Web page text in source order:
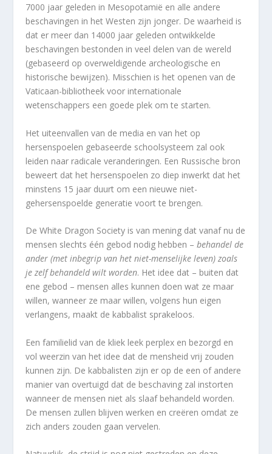
7000 jaar geleden in Mesopotamië en alle andere
beschavingen in het Westen zijn jonger. De waarheid is
dat er meer dan 14000 jaar geleden ontwikkelde
beschavingen bestonden in veel delen van de wereld
(gebaseerd op overweldigende archeologische en
historische bewijzen). Misschien is het openen van de
Vaticaan-bibliotheek voor internationale
wetenschappers een goede plek om te starten.
Het uiteenvallen van de media en van het op
hersenspoelen gebaseerde schoolsysteem zal ook
leiden naar radicale veranderingen. Een Russische bron
beweert dat het hersenspoelen zo diep inwerkt dat het
minstens 15 jaar duurt om een nieuwe niet-
gehersenspoelde generatie voort te brengen.
De White Dragon Society is van mening dat vanaf nu de
mensen slechts één gebod nodig hebben –behandel de
ander (met inbegrip van het niet-menselijke leven) zoals
je zelf behandeld wilt worden. Het idee dat – buiten dat
ene gebod – mensen alles kunnen doen wat ze maar
willen, wanneer ze maar willen, volgens hun eigen
verlangens, maakt de kabbalist sprakeloos.
Een familielid van de kliek leek perplex en bezorgd en
vol weerzin van het idee dat de mensheid vrij zouden
kunnen zijn. De kabbalisten zijn er op de een of andere
manier van overtuigd dat de beschaving zal instorten
wanneer de mensen niet als slaaf behandeld worden.
De mensen zullen blijven werken en creëren omdat ze
zich anders zouden gaan vervelen.